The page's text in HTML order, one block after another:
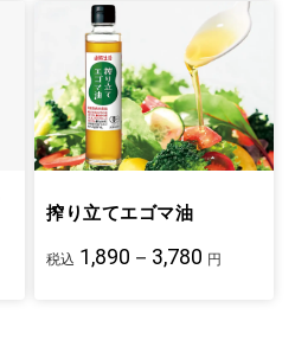
搾り立てエゴマ油
税込 1,890－3,780 円